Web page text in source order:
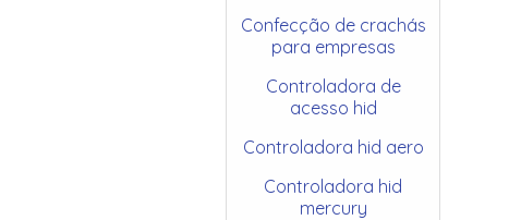
Confecção de crachás
para empresas
Controladora de
acesso hid
Controladora hid aero
Controladora hid
mercury